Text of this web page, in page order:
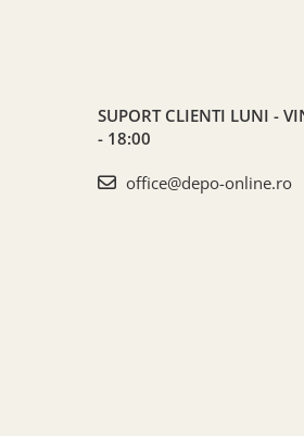
SUPORT CLIENTI LUNI -
- 18:00
office@depo-online.ro